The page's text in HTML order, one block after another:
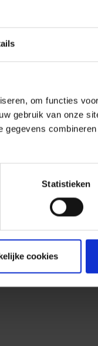
om functies
gebruik van onze
gegevens
Statistieken
cookies